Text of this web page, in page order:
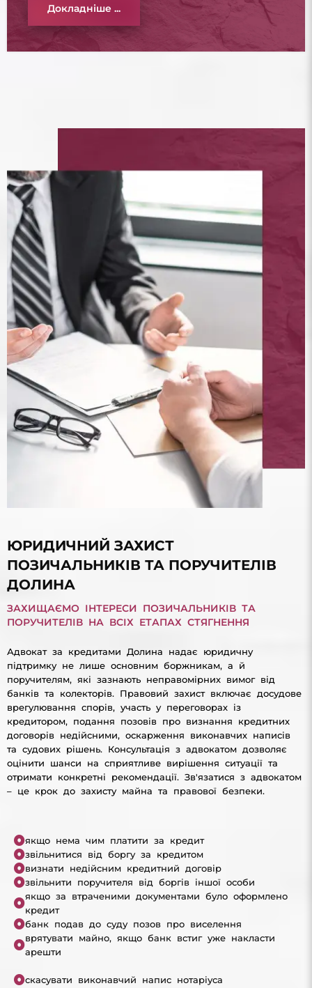
Докладніше ...
ЮРИДИЧНИЙ ЗАХИСТ
ПОЗИЧАЛЬНИКІВ ТА ПОРУЧИТЕЛІВ
ДОЛИНА
ЗАХИЩАЄМО ІНТЕРЕСИ ПОЗИЧАЛЬНИКІВ ТА
ПОРУЧИТЕЛІВ НА ВСІХ ЕТАПАХ СТЯГНЕННЯ
Адвокат за кредитами Долина надає юридичну
підтримку не лише основним боржникам, а й
поручителям, які зазнають неправомірних вимог від
банків та колекторів. Правовий захист включає досудове
врегулювання спорів, участь у переговорах із
кредитором, подання позовів про визнання кредитних
договорів недійсними, оскарження виконавчих написів
та судових рішень. Консультація з адвокатом дозволяє
оцінити шанси на сприятливе вирішення ситуації та
отримати конкретні рекомендації. Зв'язатися з адвокатом
– це крок до захисту майна та правової безпеки.
якщо нема чим платити за кредит
звільнитися від боргу за кредитом
визнати недійсним кредитний договір
звільнити поручителя від боргів іншої особи
якщо за втраченими документами було оформлено
кредит
банк подав до суду позов про виселення
врятувати майно, якщо банк встиг уже накласти
арешти
скасувати виконавчий напис нотаріуса